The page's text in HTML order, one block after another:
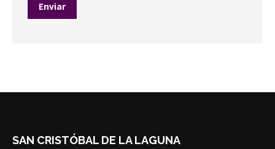
SAN CRISTÓBAL DE LA LAGUNA